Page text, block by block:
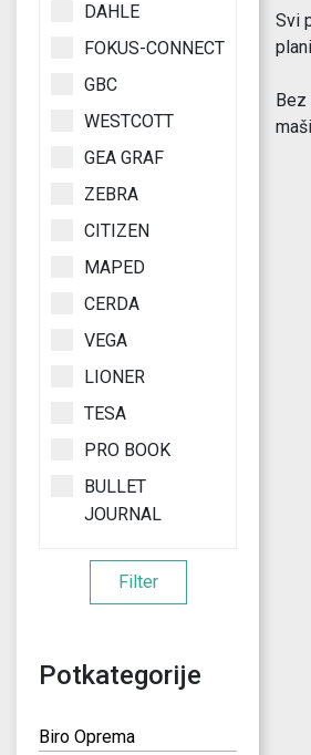
DAHLE
FOKUS-CONNECT
GBC
WESTCOTT
GEA GRAF
ZEBRA
CITIZEN
MAPED
CERDA
VEGA
LIONER
TESA
PRO BOOK
BULLET
JOURNAL
Filter
Potkategorije
Biro Oprema
Svi
Bez